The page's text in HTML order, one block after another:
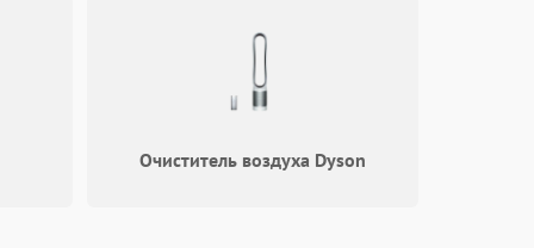
Очиститель воздуха Dyson